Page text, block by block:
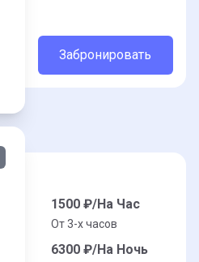
Забронировать
1500₽/На Час
От 3-x часов
6300₽/На Ночь